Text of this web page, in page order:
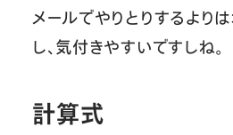
メールでやりとりするより
し、気付きやすいですしね。
計算式